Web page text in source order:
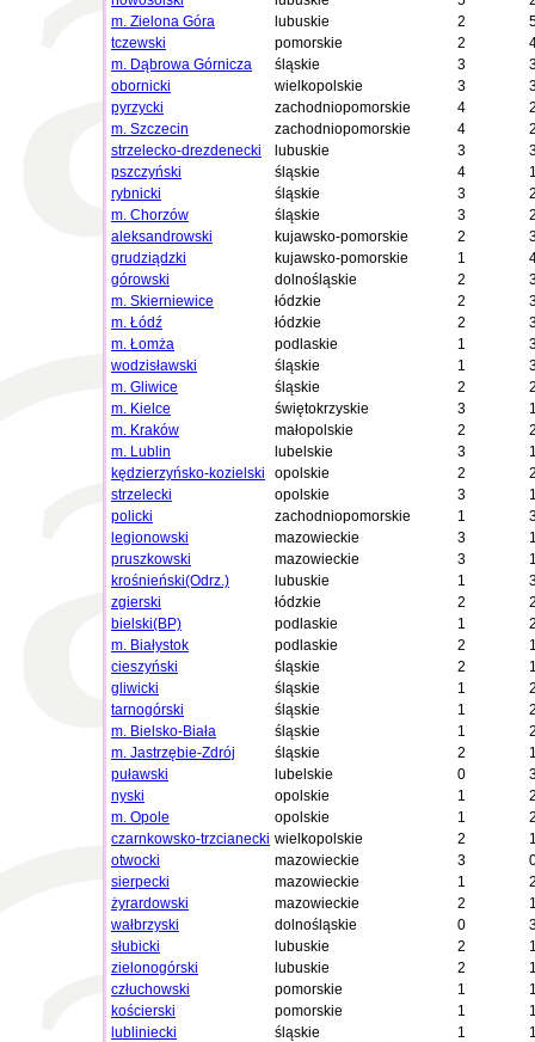
m. Zielona Góra
lubuskie 2
tczewski
pomorskie 2
m. Dąbrowa Górnicza
śląskie 3
obornicki
wielkopolskie 3
pyrzycki
zachodniopomorskie 4
m. Szczecin
zachodniopomorskie 4
strzelecko-drezdenecki
lubuskie 3
pszczyński
śląskie 4
rybnicki
śląskie 3
m. Chorzów
śląskie 3
aleksandrowski
kujawsko-pomorskie 2
grudziądzki
kujawsko-pomorskie 1
górowski
dolnośląskie 2
m. Skierniewice
łódzkie 2
m. Łódź
łódzkie 2
m. Łomża
podlaskie 1
wodzisławski
śląskie 1
m. Gliwice
śląskie 2
m. Kielce
świętokrzyskie 3
m. Kraków
małopolskie 2
m. Lublin
lubelskie 3
kędzierzyńsko-kozielski
opolskie 2
strzelecki
opolskie 3
policki
zachodniopomorskie 1
legionowski
mazowieckie 3
pruszkowski
mazowieckie 3
krośnieński(Odrz.)
lubuskie 1
zgierski
łódzkie 2
bielski(BP)
podlaskie 1
m. Białystok
podlaskie 2
cieszyński
śląskie 2
gliwicki
śląskie 1
tarnogórski
śląskie 1
m. Bielsko-Biała
śląskie 1
m. Jastrzębie-Zdrój
śląskie 2
puławski
lubelskie 0
nyski
opolskie 1
m. Opole
opolskie 1
czarnkowsko-trzcianecki wielkopolskie 2
otwocki
mazowieckie 3
sierpecki
mazowieckie 1
żyrardowski
mazowieckie 2
wałbrzyski
dolnośląskie 0
słubicki
lubuskie 2
zielonogórski
lubuskie 2
człuchowski
pomorskie 1
kościerski
pomorskie 1
lubliniecki
śląskie 1